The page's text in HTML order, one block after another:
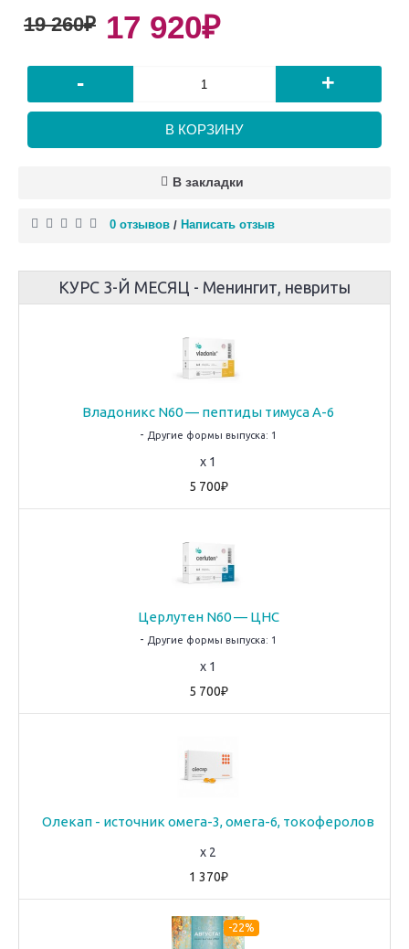
19 260₽ 17 920₽
- +
В КОРЗИНУ
В закладки
0 отзывов / Написать отзыв
КУРС 3-Й МЕСЯЦ - Менингит, невриты
Владоникс N60 — пептиды тимуса A-6
- Другие формы выпуска: 1
x 1
5 700₽
Церлутен N60 — ЦНС
- Другие формы выпуска: 1
x 1
5 700₽
Олекап - источник омега-3, омега-6, токоферолов
x 2
1 370₽
-22%